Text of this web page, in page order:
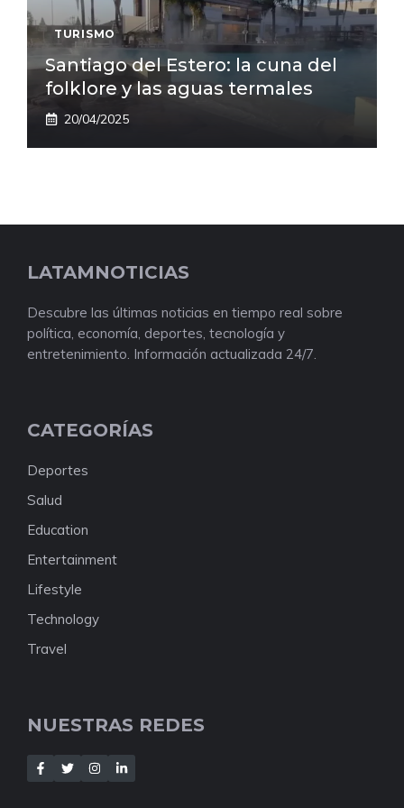
TURISMO
Santiago del Estero: la cuna del
folklore y las aguas termales
20/04/2025
LATAMNOTICIAS
Descubre las últimas noticias en tiempo real sobre
política, economía, deportes, tecnología y
entretenimiento. Información actualizada 24/7.
CATEGORÍAS
Deportes
Salud
Education
Entertainment
Lifestyle
Technology
Travel
NUESTRAS REDES